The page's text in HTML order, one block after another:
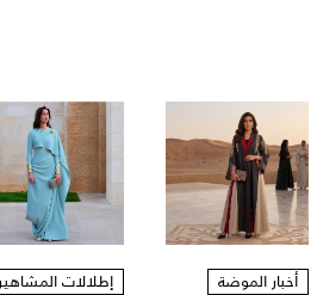
أخبار الموضة إطلالات